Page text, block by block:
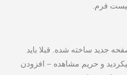
لیست فرم.
جدید ساخته شده. قبلا باید
و حریم مشاهده – افزودن